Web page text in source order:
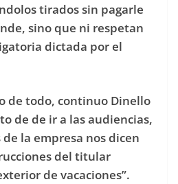
tirados sin pagarle
sino que ni respetan
dictada por el
de todo, continuo Dinello
de de ir a las audiencias,
la empresa nos dicen
del titular
de vacaciones”.